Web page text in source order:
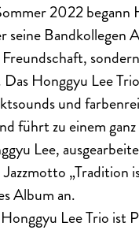
2022 begann
seine Bandkollegen
Das Honggyu Lee
und
führt zu einem
Lee,
„Tradition
Album an.
Lee Trio ist